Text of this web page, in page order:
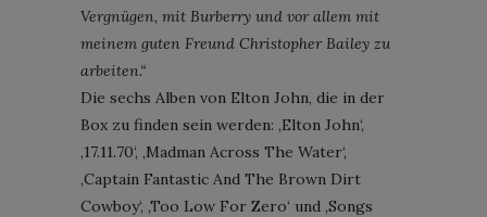
Vergnügen, mit Burberry und vor allem mit
meinem guten Freund Christopher Bailey zu
arbeiten.“
Die sechs Alben von Elton John, die in der
Box zu finden sein werden: ‚Elton John‘,
‚17.11.70‘, ‚Madman Across The Water‘,
‚Captain Fantastic And The Brown Dirt
Cowboy‘, ‚Too Low For Zero‘ und ‚Songs